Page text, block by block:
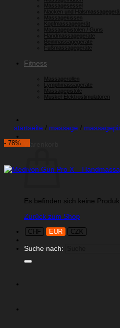
Massagesessel
Nacken und Halsmassagegerät
Massagekissen
Kopfmassagegerät
Massagepistolen / Guns
Handmassagegeräte
Beinmassagegeräte
Fußmassagegeräte
Fitness
Massagerollen
Lymphmassageräte
Massagepistole
Muskel-Elektrostimulatoren
Es befinden sich keine
Zurück zum Shop
CHF EUR CZK
Suche nach:
startseite / massage /
- 78%